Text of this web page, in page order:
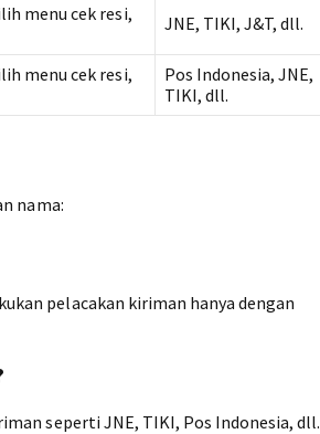
menu cek resi,
JNE, TIKI, J&T, dll.
menu cek resi,
Pos Indonesia, JNE,
TIKI, dll.
nama:
pelacakan kiriman hanya dengan
seperti JNE, TIKI, Pos Indonesia, dll.